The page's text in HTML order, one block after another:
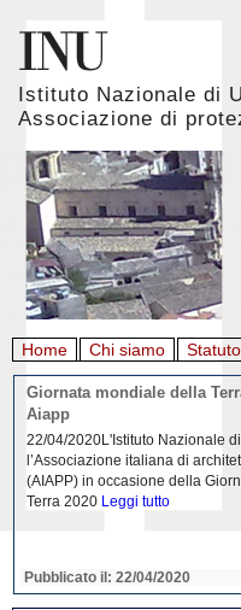
Istituto Nazionale di
Associazione di
Home Chi siamo Statuto
Giornata mondiale della
Aiapp
22/04/2020L'Istituto Nazionale
l’Associazione italiana di
(AIAPP) in occasione della
Terra 2020 Leggi tutto
Pubblicato il: 22/04/2020